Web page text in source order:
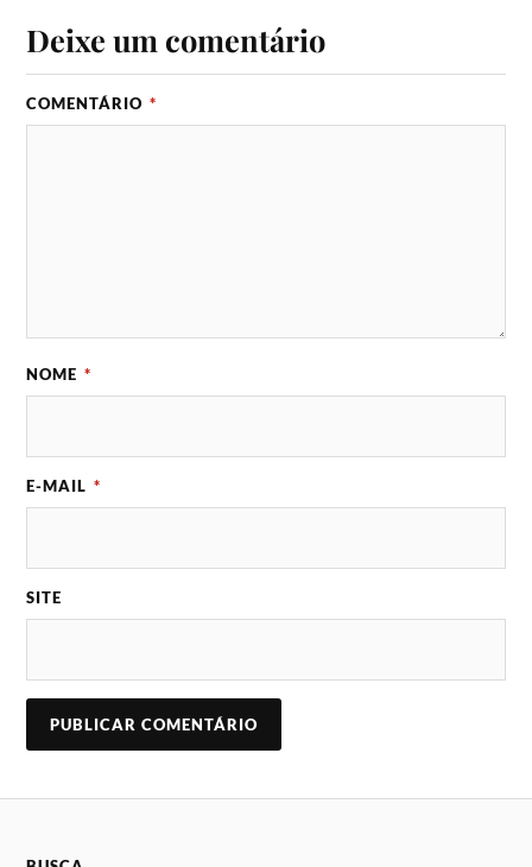
Deixe um comentário
COMENTÁRIO *
NOME *
E-MAIL *
SITE